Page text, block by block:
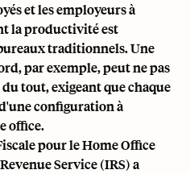
et les employeurs à
la productivité est
traditionnels.Une
, par exemple, peut ne pas
tout, exigeant que chaque
configuration à
office.
pour le Home Office
Service (IRS)a